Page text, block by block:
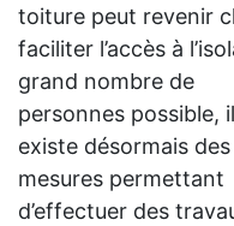
toiture peut revenir
faciliter l’accès à
grand nombre de
personnes possible, il
existe désormais des
mesures permettant
d’effectuer des